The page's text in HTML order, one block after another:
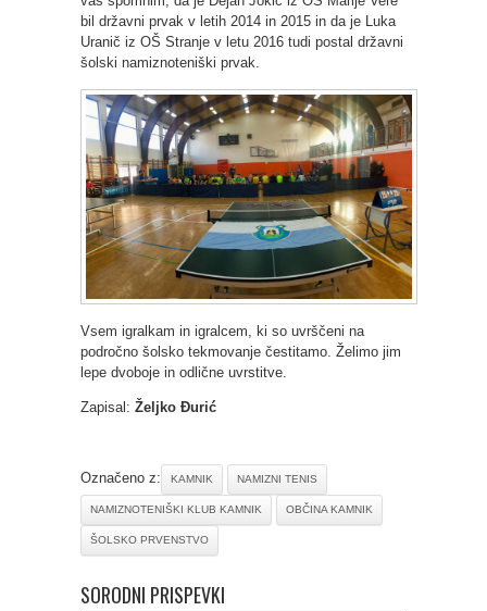
bil državni prvak v letih 2014 in 2015 in da je Luka
Uranič iz OŠ Stranje v letu 2016 tudi postal državni
šolski namiznoteniški prvak.
Vsem igralkam in igralcem, ki so uvrščeni na
področno šolsko tekmovanje čestitamo. Želimo jim
lepe dvoboje in odlične uvrstitve.
Zapisal: Željko Đurić
Označeno z: KAMNIK NAMIZNI TENIS
NAMIZNOTENIŠKI KLUB KAMNIK OBČINA KAMNIK
ŠOLSKO PRVENSTVO
SORODNI PRISPEVKI